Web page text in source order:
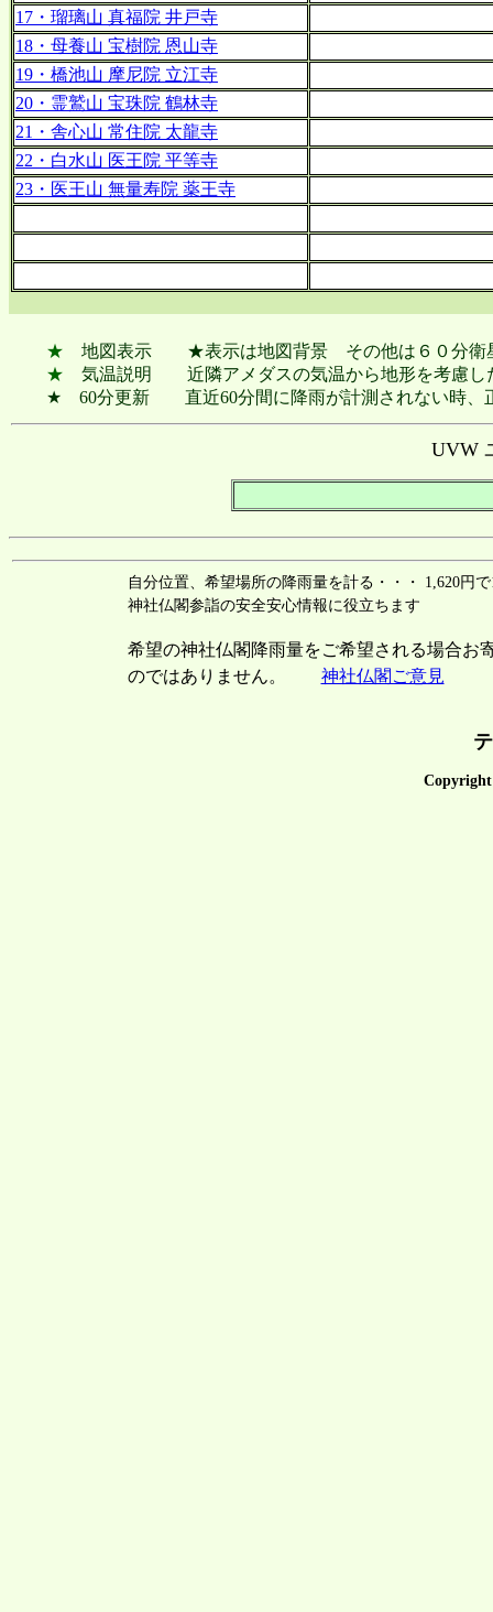
17・瑠璃山 真福院 井戸寺
18・母養山 宝樹院 恩山寺
19・橋池山 摩尼院 立江寺
20・霊鷲山 宝珠院 鶴林寺
21・舎心山 常住院 太龍寺
22・白水山 医王院 平等寺
23・医王山 無量寿院 薬王寺
★
地図表示 ★表示は地図背景 その他は６０分衛
★ 気温説明 近隣アメダスの気温から地形を考慮し
★ 60分更新 直近60分間に降雨が計測されない時、正
UVW
自分位置、希望場所の降雨量を計る・・・ 1,620円
神社仏閣参詣の安全安心情報に役立ちます
希望の神社仏閣降雨量をご希望される場合お
のではありません。 神社仏閣ご意見